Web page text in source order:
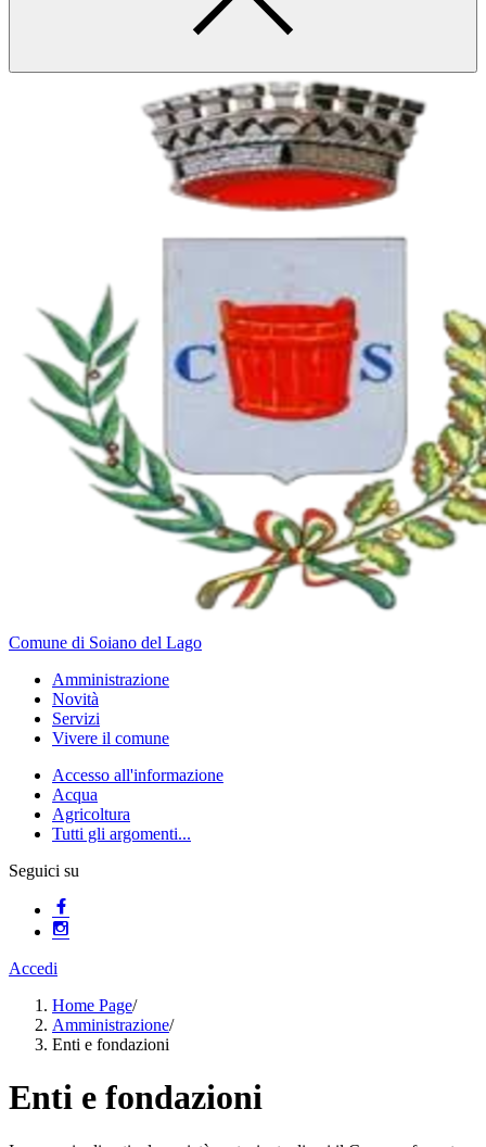
Comune di Soiano del Lago
Amministrazione
Novità
Servizi
Vivere il comune
Accesso all'informazione
Acqua
Agricoltura
Tutti gli argomenti...
Seguici su
Accedi
Home Page/
Amministrazione/
Enti e fondazioni
Enti e fondazioni